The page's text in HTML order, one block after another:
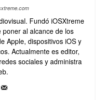
Fundó iOSXtreme
al alcance de los
Apple, dispositivos iOS y
Actualmente es editor,
sociales y administra